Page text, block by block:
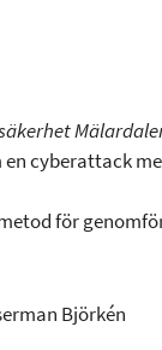
cyberattack
för
Björkén